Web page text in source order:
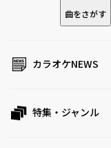
曲をさがす
カラオケNEWS
特集・ジャンル